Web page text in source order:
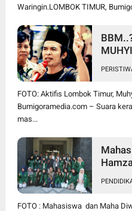
Waringin.LOMBOK TIMUR,
DI
FOTO: Aktifis Lombok Timur,
Bumigoramedia.com – Suara
mas...
FOTO : Mahasiswa dan Maha